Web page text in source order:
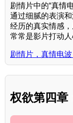
剧情片中的“真情
通过细腻的表演
经历的真实情感
常常是影片打动人
剧情片，真情电
权欲第四章